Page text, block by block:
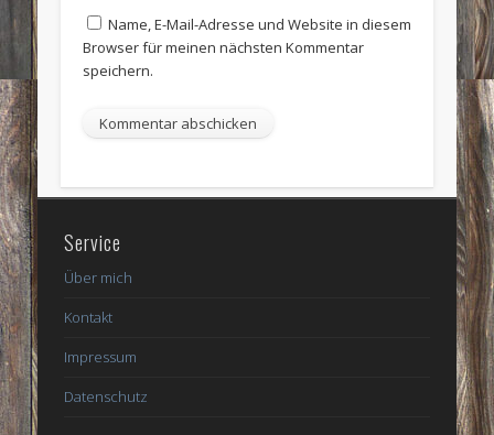
Name, E-Mail-Adresse und Website in diesem
Browser für meinen nächsten Kommentar
speichern.
Service
Über mich
Kontakt
Impressum
Datenschutz